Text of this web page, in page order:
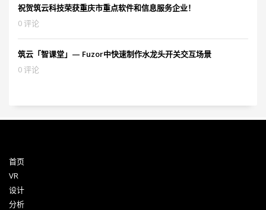
祝贺筑云科技荣获重庆市重点软件和信息服务企业！
0 评论
筑云「智课堂」— Fuzor中快速制作水龙头开关交互场景
0 评论
首页
VR
设计
分析